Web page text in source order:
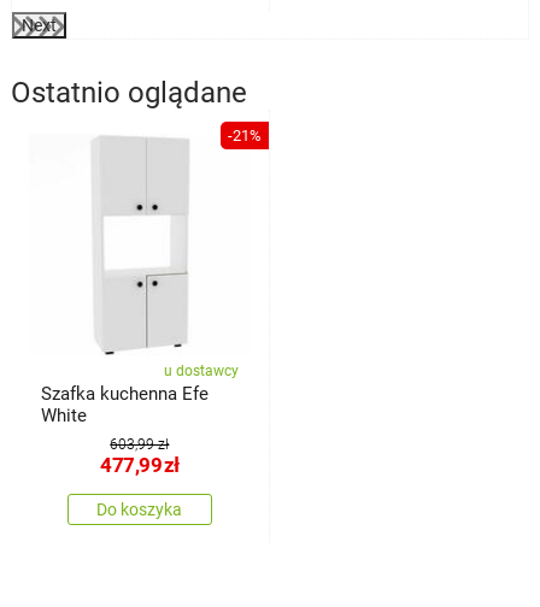
Next
Ostatnio oglądane
-21%
u dostawcy
Szafka kuchenna Efe
White
603,99 zł
477,99zł
Do koszyka